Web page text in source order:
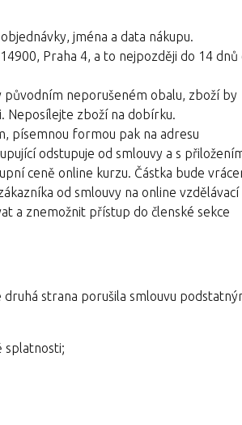
jména a data nákupu.
Praha 4, a to nejpozději do 14 dnů
neporušeném obalu, zboží by
Neposílejte zboží na dobírku.
písemnou formou pak na adresu
odstupuje od smlouvy a s
ceně online kurzu. Částka bude
od smlouvy na online vzdělávací
a znemožnit přístup do členské sekce
strana porušila smlouvu
splatnosti;